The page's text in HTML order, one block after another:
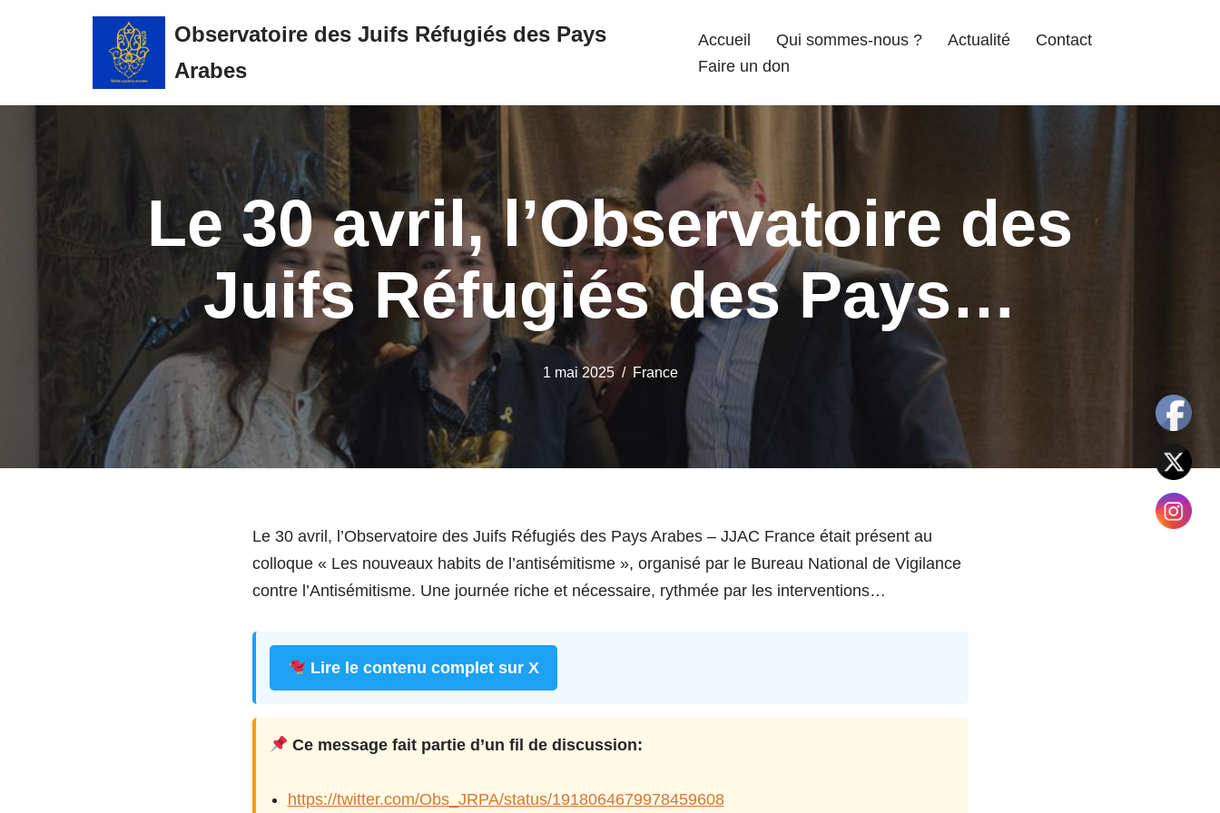
contenu
Observatoire des Juifs Réfugiés des Pays
Arabes
Accueil Qui sommes-nous ? Actualité
Contact
Faire un don
Le 30 avril, l’Observatoire des
Juifs Réfugiés des Pays…
1 mai 2025 France
Le 30 avril, l’Observatoire des Juifs Réfugiés des Pays Arabes – JJAC France était présent au
colloque « Les nouveaux habits de l’antisémitisme », organisé par le Bureau National de Vigilance
contre l’Antisémitisme. Une journée riche et nécessaire, rythmée par les interventions…
Lire le contenu complet sur X
Ce message fait partie d’un fil de discussion:
https://twitter.com/Obs_JRPA/status/1918064679978459608